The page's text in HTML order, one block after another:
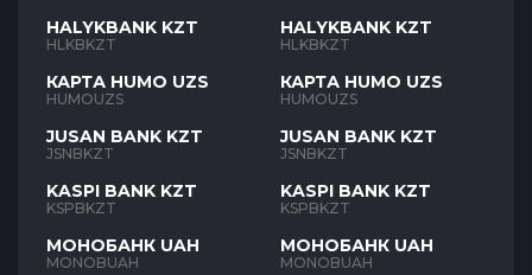
HALYKBANK KZT
HLKBKZT
КАРТА HUMO UZS
HUMOUZS
JUSAN BANK KZT
JSNBKZT
KASPI BANK KZT
KSPBKZT
МОНОБАНК UAH
MONOBUAH
HALYKBANK KZT
HLKBKZT
КАРТА HUMO UZS
HUMOUZS
JUSAN BANK KZT
JSNBKZT
KASPI BANK KZT
KSPBKZT
МОНОБАНК UAH
MONOBUAH